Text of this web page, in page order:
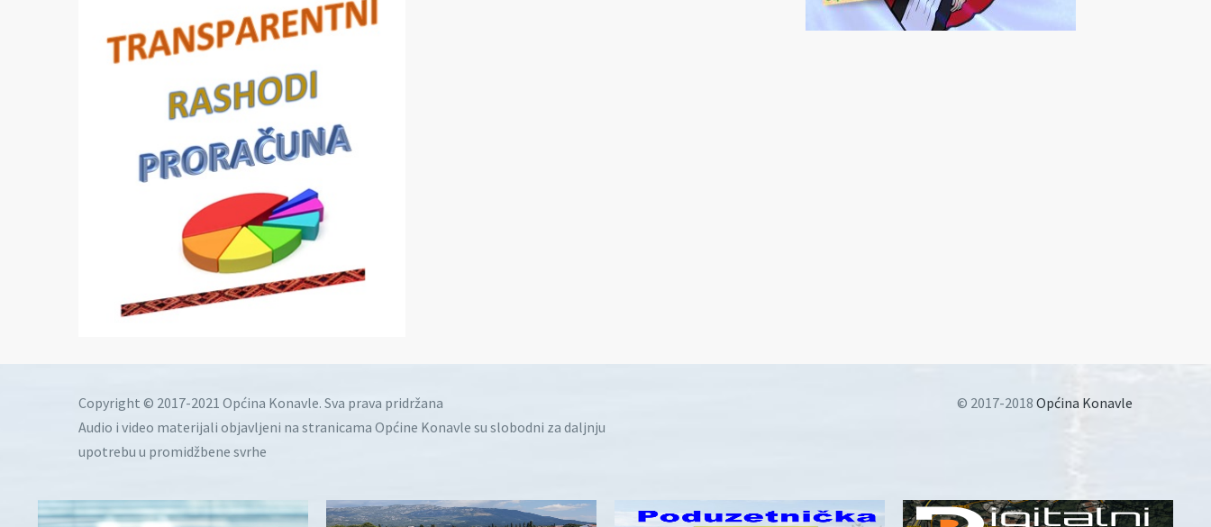
Copyright © 2017-2021 Općina Konavle. Sva prava pridržana
Audio i video materijali objavljeni na stranicama Općine Konavle su slobodni za daljnju
upotrebu u promidžbene svrhe
© 2017-2018 Općina Konavle